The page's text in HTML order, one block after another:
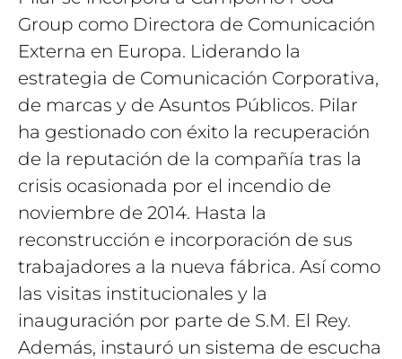
Group como Directora de Comunicación
Externa en Europa. Liderando la
estrategia de Comunicación Corporativa,
de marcas y de Asuntos Públicos. Pilar
ha gestionado con éxito la recuperación
de la reputación de la compañía tras la
crisis ocasionada por el incendio de
noviembre de 2014. Hasta la
reconstrucción e incorporación de sus
trabajadores a la nueva fábrica. Así como
las visitas institucionales y la
inauguración por parte de S.M. El Rey.
Además, instauró un sistema de escucha